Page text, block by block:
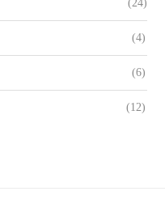
(24)
(4)
(6)
(12)